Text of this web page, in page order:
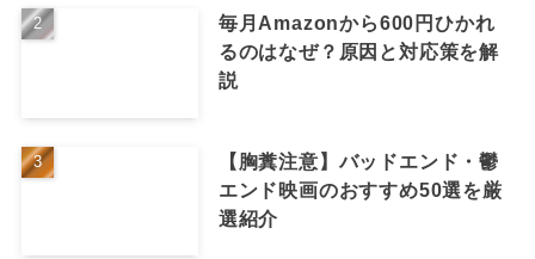
毎月Amazonから600円ひかれ
るのはなぜ？原因と対応策を解
説
【胸糞注意】バッドエンド・鬱
エンド映画のおすすめ50選を厳
選紹介